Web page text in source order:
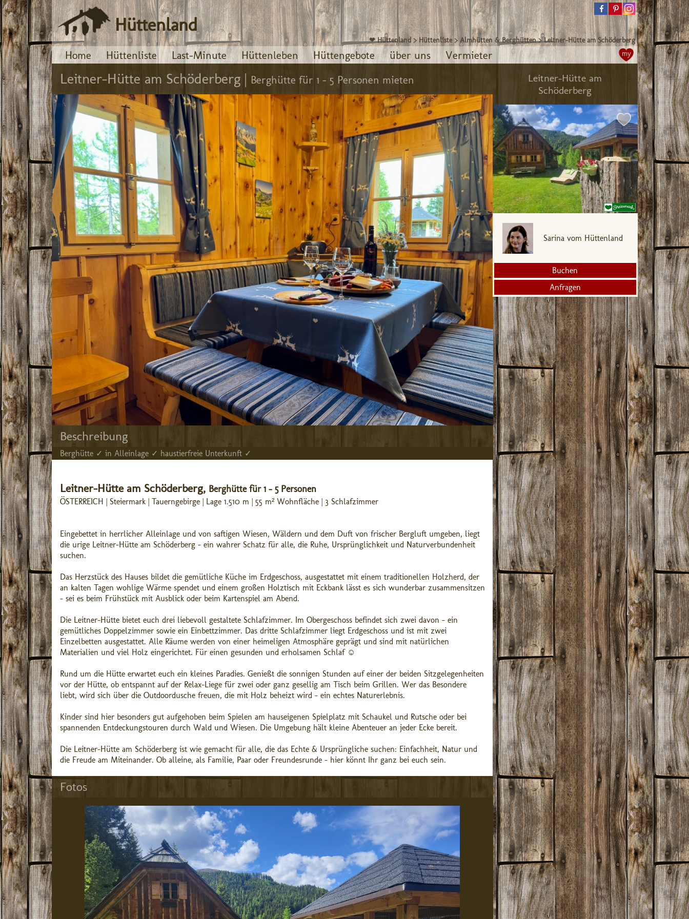
❤ Hüttenland > Hüttenliste >Almhütten & Berghütten >Leitner-Hütte am Schöderberg
Hüttenland
Home Hüttenliste Last-Minute Hüttenleben Hüttengebote über uns Vermieter my
Leitner-Hütte am Schöderberg | Berghütte für 1 - 5 Personen mieten
Beschreibung
Berghütte ✓ in Alleinlage ✓ haustierfreie Unterkunft ✓
Leitner-Hütte am Schöderberg, Berghütte für 1 - 5 Personen
ÖSTERREICH | Steiermark | Tauerngebirge | Lage 1.510 m | 55 m² Wohnfläche | 3 Schlafzimmer
Eingebettet in herrlicher Alleinlage und von saftigen Wiesen, Wäldern und dem Duft von frischer Bergluft umgeben, liegt
die urige Leitner-Hütte am Schöderberg – ein wahrer Schatz für alle, die Ruhe, Ursprünglichkeit und Naturverbundenheit
suchen.
Das Herzstück des Hauses bildet die gemütliche Küche im Erdgeschoss, ausgestattet mit einem traditionellen Holzherd, der
an kalten Tagen wohlige Wärme spendet und einem großen Holztisch mit Eckbank lässt es sich wunderbar zusammensitzen
– sei es beim Frühstück mit Ausblick oder beim Kartenspiel am Abend.
Die Leitner-Hütte bietet euch drei liebevoll gestaltete Schlafzimmer. Im Obergeschoss befindet sich zwei davon - ein
gemütliches Doppelzimmer sowie ein Einbettzimmer. Das dritte Schlafzimmer liegt Erdgeschoss und ist mit zwei
Einzelbetten ausgestattet. Alle Räume werden von einer heimeligen Atmosphäre geprägt und sind mit natürlichen
Materialien und viel Holz eingerichtet. Für einen gesunden und erholsamen Schlaf ☺️
Rund um die Hütte erwartet euch ein kleines Paradies. Genießt die sonnigen Stunden auf einer der beiden Sitzgelegenheiten
vor der Hütte, ob entspannt auf der Relax-Liege für zwei oder ganz gesellig am Tisch beim Grillen. Wer das Besondere
liebt, wird sich über die Outdoordusche freuen, die mit Holz beheizt wird – ein echtes Naturerlebnis.
Kinder sind hier besonders gut aufgehoben beim Spielen am hauseigenen Spielplatz mit Schaukel und Rutsche oder bei
spannenden Entdeckungstouren durch Wald und Wiesen. Die Umgebung hält kleine Abenteuer an jeder Ecke bereit.
Die Leitner-Hütte am Schöderberg ist wie gemacht für alle, die das Echte & Ursprüngliche suchen: Einfachheit, Natur und
die Freude am Miteinander. Ob alleine, als Familie, Paar oder Freundesrunde – hier könnt Ihr ganz bei euch sein.
Fotos
Leitner-Hütte am
Schöderberg
Sarina vom Hüttenland
Buchen
Anfragen